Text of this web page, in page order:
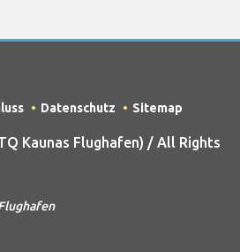
Datenschutz Sitemap
Kaunas Flughafen) / All Rights